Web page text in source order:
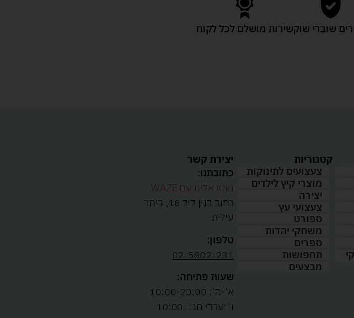
שוברי שוקשירות מושלם לכל לקוח
קטגוריות
צעצועים לתינוקות
מוצרי קיץ לילדים
יצירה
צעצועי עץ
ספורט
משחקי יהדות
ספרים
תחפושות
מבצעים
יצירת קשר
כתובתנו:
נווטו אלינו עם WAZE
רחוב בנין דוד 18, ביתר
עילית
טלפון:
02-5802-231
שעות פתיחה:
א'-ה': 10:00-20:00
ו' וערבי חג: 10:00-